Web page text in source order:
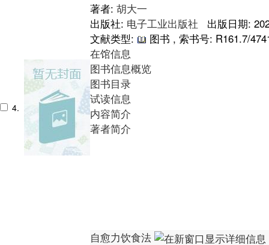
4.
著者: 胡大一
出版社: 电子工业出版社
出版日期:
文献类型:
图书 , 索书号: R161.7/
在馆信息
图书信息概览
图书目录
试读信息
内容简介
著者简介
自愈力饮食法